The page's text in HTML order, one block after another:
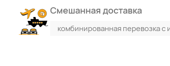
Смешанная доставка
комбинированная перевозка